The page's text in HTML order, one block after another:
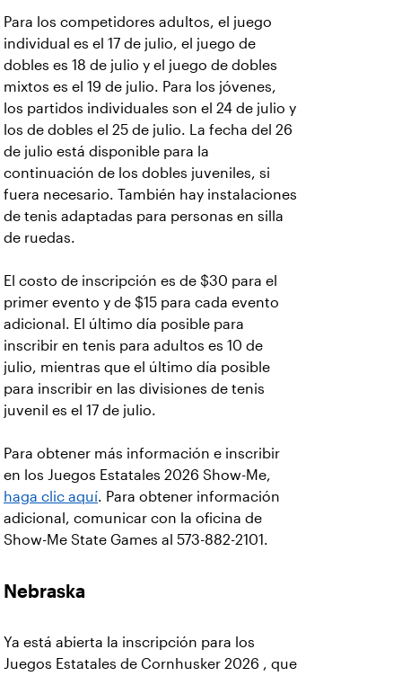
Para los competidores adultos, el juego
individual es el 17 de julio, el juego de
dobles es 18 de julio y el juego de dobles
mixtos es el 19 de julio. Para los jóvenes,
los partidos individuales son el 24 de julio y
los de dobles el 25 de julio. La fecha del 26
de julio está disponible para la
continuación de los dobles juveniles, si
fuera necesario. También hay instalaciones
de tenis adaptadas para personas en silla
de ruedas.
El costo de inscripción es de $30 para el
primer evento y de $15 para cada evento
adicional. El último día posible para
inscribir en tenis para adultos es 10 de
julio, mientras que el último día posible
para inscribir en las divisiones de tenis
juvenil es el 17 de julio.
Para obtener más información e inscribir
en los Juegos Estatales 2026 Show-Me,
haga clic aquí. Para obtener información
adicional, comunicar con la oficina de
Show-Me State Games al 573-882-2101.
Nebraska
Ya está abierta la inscripción para los
Juegos Estatales de Cornhusker 2026 , que